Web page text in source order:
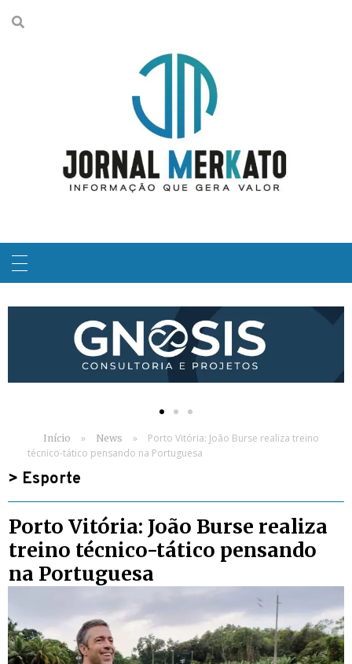
Início » News »
Porto Vitória: João Burse realiza treino
técnico-tático pensando na Portuguesa
> Esporte
Porto Vitória: João Burse realiza
treino técnico-tático pensando
na Portuguesa